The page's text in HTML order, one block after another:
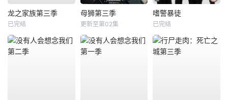
龙之家族第三季
已完结
母狮第三季
更新至第02集
嗜警暴徒
已完结